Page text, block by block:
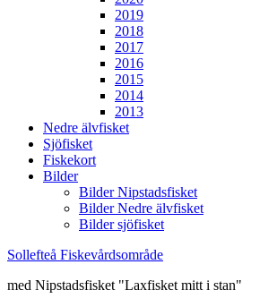
2019
2018
2017
2016
2015
2014
2013
Nedre älvfisket
Sjöfisket
Fiskekort
Bilder
Bilder Nipstadsfisket
Bilder Nedre älvfisket
Bilder sjöfisket
Sollefteå Fiskevårdsområde
med Nipstadsfisket "Laxfisket mitt i stan"